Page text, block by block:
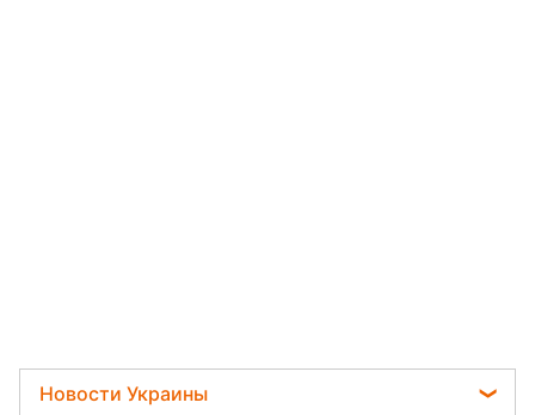
Новости Украины